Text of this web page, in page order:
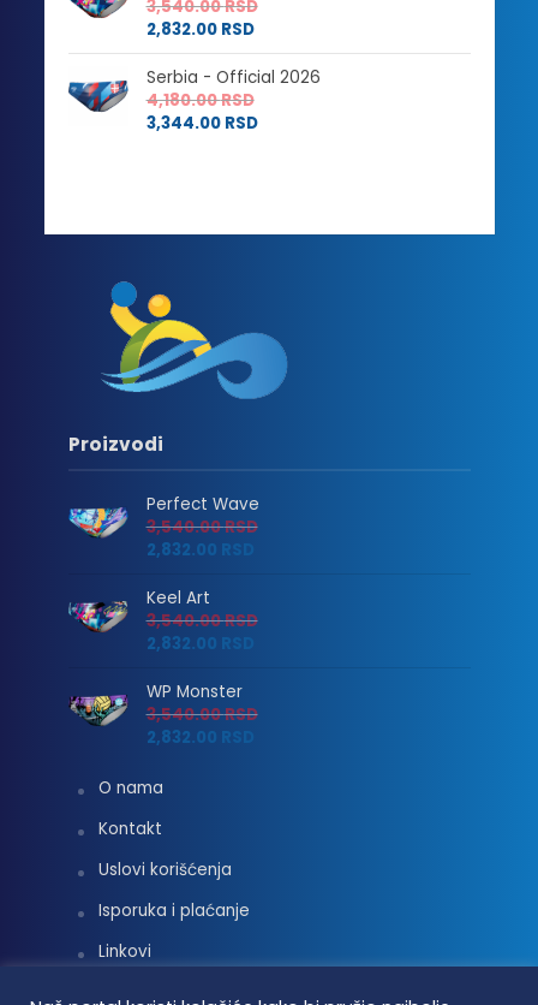
3,540.00RSD
2,832.00 RSD
Serbia - Official 2026
4,180.00RSD
3,344.00 RSD
Proizvodi
Perfect Wave
3,540.00RSD
2,832.00 RSD
Keel Art
3,540.00RSD
2,832.00 RSD
WP Monster
3,540.00RSD
2,832.00 RSD
O nama
Kontakt
Uslovi korišćenja
Isporuka i plaćanje
Linkovi